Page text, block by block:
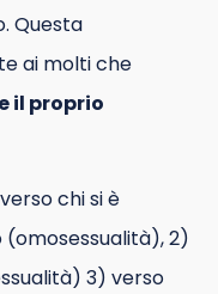
Questa
ai molti che
il proprio
chi si è
2)
3) verso